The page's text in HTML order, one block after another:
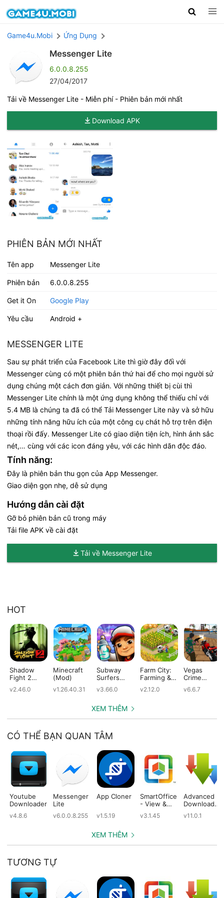
Game4u.Mobi Ứng Dụng
Messenger Lite
6.0.0.8.255
27/04/2017
Tải về Messenger Lite - Miễn phí - Phiên bản mới nhất
Download APK
PHIÊN BẢN MỚI NHẤT
Tên app Messenger Lite
Phiên bản 6.0.0.8.255
Get it On Google Play
Yêu cầu Android +
MESSENGER LITE
Sau sự phát triển của Facebook Lite thì giờ đây đối với
Messenger cùng có một phiên bản thứ hai để cho mọi người sử
dụng chúng một cách đơn giản. Với những thiết bị cùi thì
Messenger Lite chính là một ứng dụng không thể thiếu chỉ với
5.4 MB là chúng ta đã có thể Tải Messenger Lite này và sở hữu
những tính năng hữu ích của một công cụ chát hỗ trợ trên điện
thoại rồi đấy. Messenger Lite có giao diện tiện ích, hình ảnh sắc
nét,… cùng với các icon đáng yêu, với các hình dãn độc đáo.
Tính năng:
Đây là phiên bản thu gọn của App Messenger.
Giao diện gọn nhẹ, dễ sử dụng
Hướng dẫn cài đặt
Gỡ bỏ phiên bản cũ trong máy
Tải file APK về cài đặt
Tải về Messenger Lite
HOT
Shadow
Fight 2
v2.46.0
Minecraft
(Mod)
v1.26.40.31
Subway
Surfers
v3.66.0
Farm City:
Farming &
(Mod)
v2.12.0
Vegas
Crime
(Mod)
v6.6.7
XEM THÊM
CÓ THỂ BẠN QUAN TÂM
Youtube
Downloader
v4.8.6
Messenger
Lite
v6.0.0.8.255
App Cloner
v1.5.19
SmartOffice
- View &
Office files
v3.1.45
Advanced
Download
Pro
v11.0.1
XEM THÊM
TƯƠNG TỰ